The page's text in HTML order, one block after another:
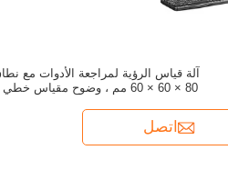
آلة قياس الرؤية لمراجعة الأدوات مع
اتصل